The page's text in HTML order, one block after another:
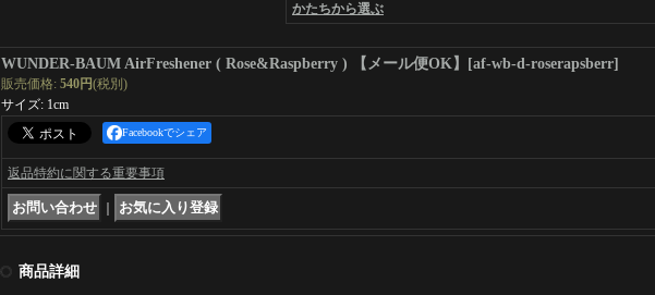
かたちから選ぶ
WUNDER-BAUM AirFreshener ( Rose&Raspberry ) 【メール便OK】 [af-wb-d-roserapsberr]
販売価格: 540円(税別)
サイズ: 1cm
Facebookでシェア
返品特約に関する重要事項
商品詳細